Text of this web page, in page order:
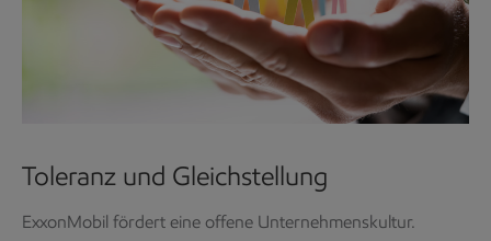
Toleranz und Gleichstellung
ExxonMobil fördert eine offene Unternehmenskultur.